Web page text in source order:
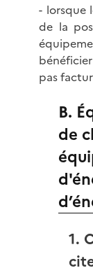
- lorsque
de la
pas
B.
de
1.